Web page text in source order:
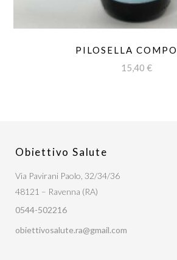
PILOSELLA
15,40 €
Obiettivo Salute
Via Pavirani Paolo, 32/34/36
48121 – Ravenna (RA)
0544-502216
obiettivosalute.ra@gmail.com